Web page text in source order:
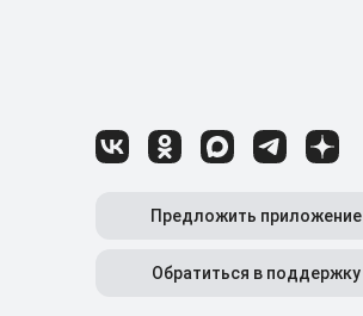
Предложить приложение
Обратиться в поддержку